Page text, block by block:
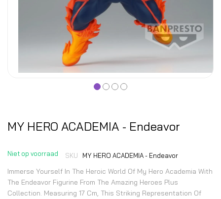
MY HERO ACADEMIA - Endeavor
Niet op voorraad SKU MY HERO ACADEMIA - Endeavor
Immerse Yourself In The Heroic World Of My Hero Academia With
The Endeavor Figurine From The Amazing Heroes Plus
Collection. Measuring 17 Cm, This Striking Representation Of